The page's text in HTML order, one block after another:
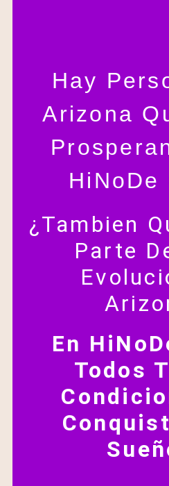
Hay
Arizona
HiNoDe
¿Tambien
Parte
En
Todos